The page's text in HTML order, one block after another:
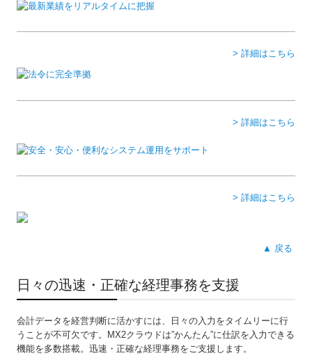
> 詳細はこちら
> 詳細はこちら
> 詳細はこちら
▲ 戻る
日々の迅速・正確な経理事務を支援
会計データを経営判断に活かすには、日々の入力をタイムリーに行
うことが不可欠です。MX2クラウドは”かんたん”に仕訳を入力できる
機能を多数搭載。迅速・正確な経理事務をご支援します。